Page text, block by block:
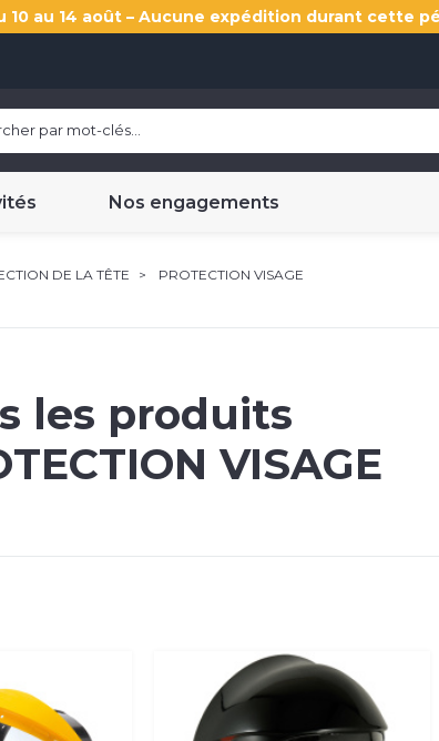
10 au 14 août – Aucune expédition durant cette
Nos engagements
DE LA TÊTE PROTECTION VISAGE
les produits
VISAGE